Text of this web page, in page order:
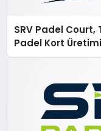
SRV Padel Court,
Padel Kort